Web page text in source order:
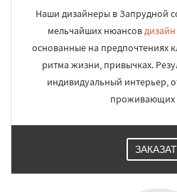
Наши дизайнеры в Запрудной
мельчайших нюансов
основанные на предпочтениях
ритма жизни, привычках.
индивидуальный интерьер,
проживающих